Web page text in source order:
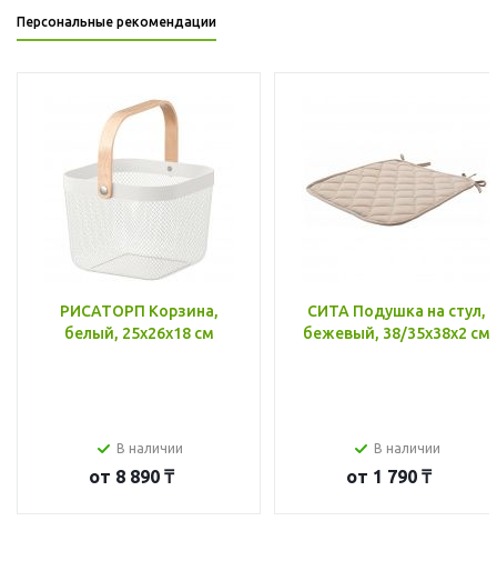
Персональные рекомендации
РИСАТОРП Корзина,
белый, 25x26x18 см
В наличии
от 8 890 ₸
СИТА Подушка на стул,
бежевый, 38/35x38x2 см
В наличии
от 1 790 ₸